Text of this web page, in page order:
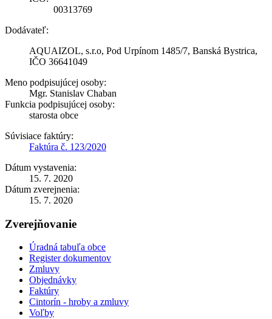
00313769
Dodávateľ:
AQUAIZOL, s.r.o, Pod Urpínom 1485/7, Banská Bystrica,
IČO 36641049
Meno podpisujúcej osoby:
Mgr. Stanislav Chaban
Funkcia podpisujúcej osoby:
starosta obce
Súvisiace faktúry:
Faktúra č. 123/2020
Dátum vystavenia:
15. 7. 2020
Dátum zverejnenia:
15. 7. 2020
Zverejňovanie
Úradná tabuľa obce
Register dokumentov
Zmluvy
Objednávky
Faktúry
Cintorín - hroby a zmluvy
Voľby